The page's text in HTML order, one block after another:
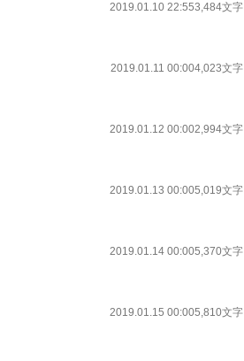
2019.01.10 22:553,484文字
2019.01.11 00:004,023文字
2019.01.12 00:002,994文字
2019.01.13 00:005,019文字
2019.01.14 00:005,370文字
2019.01.15 00:005,810文字